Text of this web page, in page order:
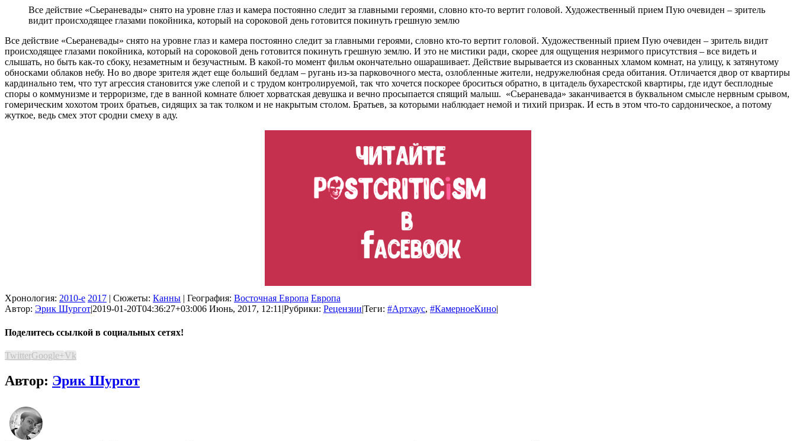
Все действие «Сьераневады» снято на уровне глаз и камера постоянно следит за главными героями, словно кто-то вертит головой. Художественный прием Пую очевиден – зритель
видит происходящее глазами покойника, который на сороковой день готовится покинуть грешную землю
Все действие «Сьераневады» снято на уровне глаз и камера постоянно следит за главными героями, словно кто-то вертит головой. Художественный прием Пую очевиден – зритель видит
происходящее глазами покойника, который на сороковой день готовится покинуть грешную землю. И это не мистики ради, скорее для ощущения незримого присутствия – все видеть и
слышать, но быть как-то сбоку, незаметным и безучастным. В какой-то момент фильм окончательно ошарашивает. Действие вырывается из скованных хламом комнат, на улицу, к затянутому
обносками облаков небу. Но во дворе зрителя ждет еще больший бедлам – ругань из-за парковочного места, озлобленные жители, недружелюбная среда обитания. Отличается двор от квартиры
кардинально тем, что тут агрессия становится уже слепой и с трудом контролируемой, так что хочется поскорее броситься обратно, в цитадель бухарестской квартиры, где идут бесплодные
споры о коммунизме и терроризме, где в ванной комнате блюет хорватская девушка и вечно просыпается спящий малыш. «Сьераневада» заканчивается в буквальном смысле нервным срывом,
гомерическим хохотом троих братьев, сидящих за так толком и не накрытым столом. Братьев, за которыми наблюдает немой и тихий призрак. И есть в этом что-то сардоническое, а потому
жуткое, ведь смех этот сродни смеху в аду.
Хронология: 2010-е 2017 | Сюжеты: Канны | География: Восточная Европа Европа
Автор: Эрик Шургот|2019-01-20T04:36:27+03:006 Июнь, 2017, 12:11|Рубрики: Рецензии|Теги: #Артхаус, #КамерноеКино|
Поделитесь ссылкой в социальных сетях!
TwitterGoogle+Vk
Автор: Эрик Шургот